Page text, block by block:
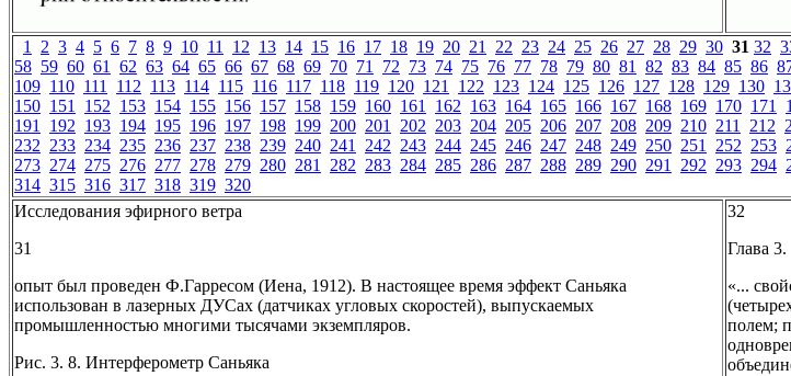
1 2 3 4 5 6 7 8 9 10 11 12 13 14 15 16 17 18 19 20 21 22 23 24 25 26 27 28 29 30 31 32
58 59 60 61 62 63 64 65 66 67 68 69 70 71 72 73 74 75 76 77 78 79 80 81 82 83 84 85 86
109 110 111 112 113 114 115 116 117 118 119 120 121 122 123 124 125 126 127 128 129 130
150 151 152 153 154 155 156 157 158 159 160 161 162 163 164 165 166 167 168 169 170 171
191 192 193 194 195 196 197 198 199 200 201 202 203 204 205 206 207 208 209 210 211 212
232 233 234 235 236 237 238 239 240 241 242 243 244 245 246 247 248 249 250 251 252 253
273 274 275 276 277 278 279 280 281 282 283 284 285 286 287 288 289 290 291 292 293 294
314 315 316 317 318 319 320
Исследования эфирного ветра
31
опыт был проведен Ф.Гарресом (Иена, 1912). В настоящее время эффект Саньяка
использован в лазерных ДУСах (датчиках угловых скоростей), выпускаемых
промышленностью многими тысячами экземпляров.
Рис. 3. 8. Интерферометр Саньяка
32
Глава 3.
«...
полем;